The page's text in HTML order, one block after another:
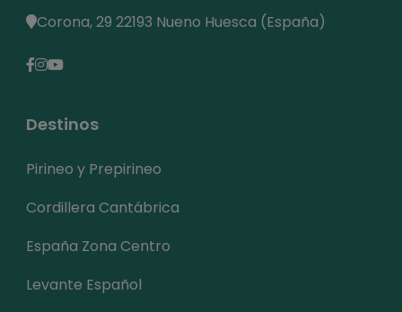
Corona, 29 22193 Nueno Huesca (España)
Destinos
Pirineo y Prepirineo
Cordillera Cantábrica
España Zona Centro
Levante Español